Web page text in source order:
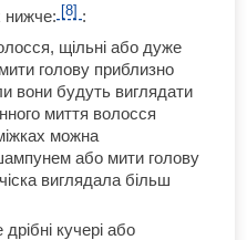
нижче: [8] :
щільні або дуже
голову приблизно
вони будуть виглядати
миття волосся
можна
або мити голову
виглядала більш
кучері або